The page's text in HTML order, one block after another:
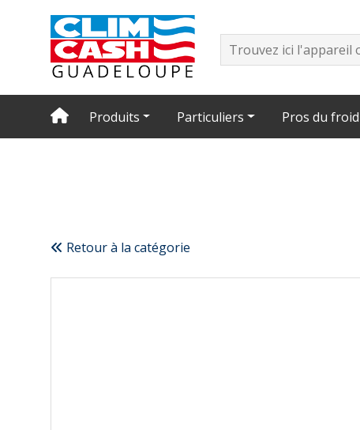
Produits Particuliers Pros du froid
Retour à la catégorie